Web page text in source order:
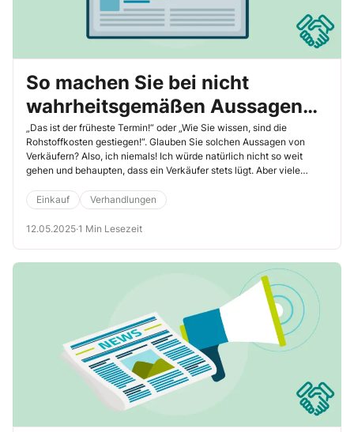
So machen Sie bei nicht
wahrheitsgemäßen Aussagen
Ihrer Verkäufer gehörig Druck
„Das ist der früheste Termin!“ oder „Wie Sie wissen, sind die
Rohstoffkosten gestiegen!“. Glauben Sie solchen Aussagen von
Verkäufern? Also, ich niemals! Ich würde natürlich nicht so weit
gehen und behaupten, dass ein Verkäufer stets lügt. Aber viele
Einkäufer müssen zwischen Notlüge, Verschweigen von Tatsachen,
Übermittlung von Teilwahrheiten und Aussagen in Unkenntnis
unterscheiden. Das Schlimmste ist eine bewusste Falschaussage. Im
setzen, und führe in einer Tabelle körpersprachliche und situative
Reaktionen auf, die auf eine Lüge hindeuten können.
Einkauf Verhandlungen
12.05.2025·1 Min Lesezeit